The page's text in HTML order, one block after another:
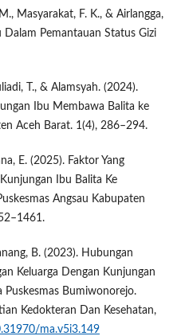
Masyarakat, F. K., & Airlangga,
Dalam Pemantauan Status Gizi
T., & Alamsyah. (2024).
Ibu Membawa Balita ke
Aceh Barat. 1(4), 286–294.
E. (2025). Faktor Yang
Ibu Balita Ke
Angsau Kabupaten
B. (2023). Hubungan
Keluarga Dengan Kunjungan
Puskesmas Bumiwonorejo.
Kedokteran Dan Kesehatan,
ma.v5i3.149